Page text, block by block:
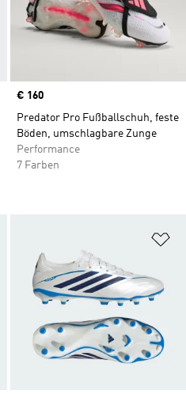
Price
€ 160
Predator Pro Fußballschuh, feste
Böden, umschlagbare Zunge
Performance
7 Farben